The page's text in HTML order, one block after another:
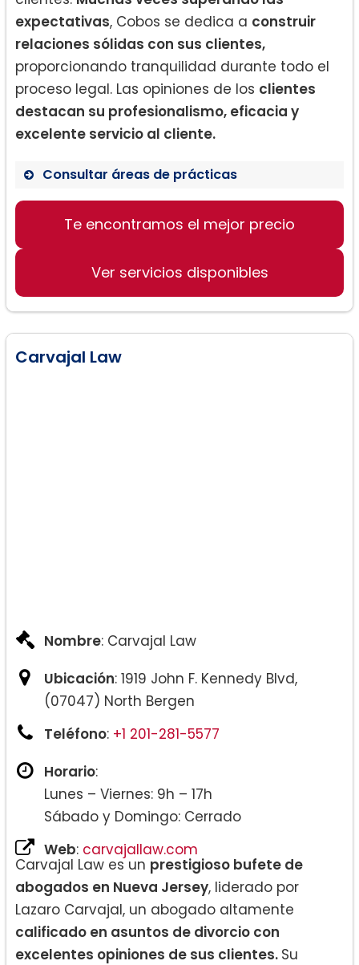
expectativas, Cobos se dedica a construir
relaciones sólidas con sus clientes,
proporcionando tranquilidad durante todo el
proceso legal. Las opiniones de los clientes
destacan su profesionalismo, eficacia y
excelente servicio al cliente.
Consultar áreas de prácticas
Derecho de divorcio
Servicios de inmigración
Te encontramos el mejor precio
Ver servicios disponibles
Carvajal Law
Nombre: Carvajal Law
Ubicación: 1919 John F. Kennedy Blvd,
(07047) North Bergen
Teléfono: +1 201-281-5577
Horario:
Lunes – Viernes: 9h – 17h
Sábado y Domingo: Cerrado
Web: carvajallaw.com
Carvajal Law es un prestigioso bufete de
abogados en Nueva Jersey, liderado por
Lazaro Carvajal, un abogado altamente
calificado en asuntos de divorcio con
excelentes opiniones de sus clientes. Su